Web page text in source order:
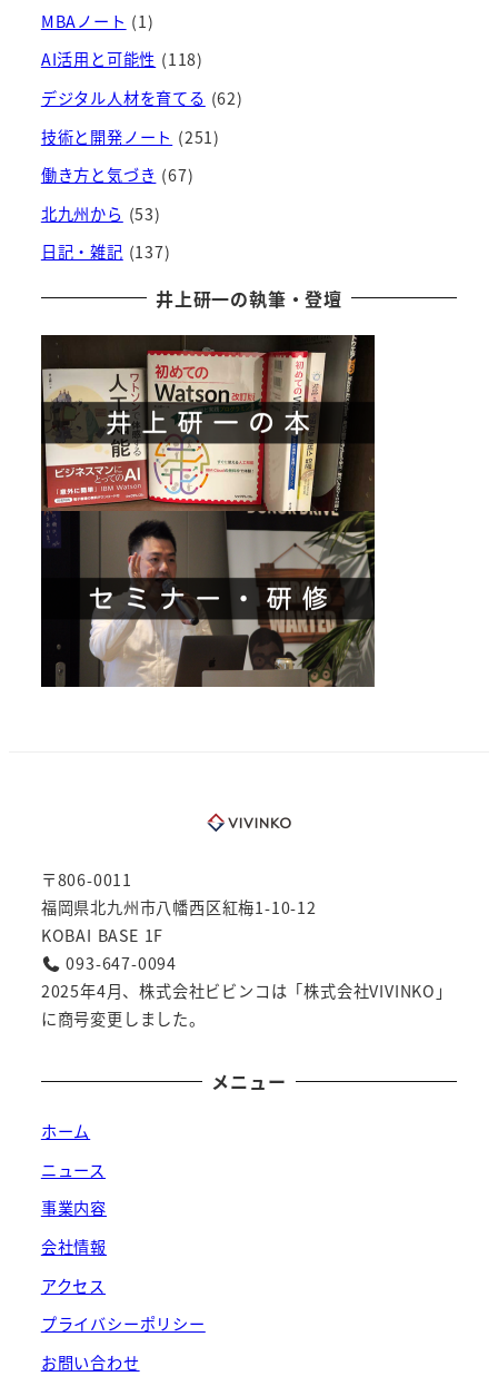
ブ
MBAノート (1)
AI活用と可能性 (118)
デジタル人材を育てる (62)
技術と開発ノート (251)
働き方と気づき (67)
北九州から (53)
日記・雑記 (137)
井上研一の執筆・登壇
〒806-0011
福岡県北九州市八幡西区紅梅1-10-12
KOBAI BASE 1F
093-647-0094
2025年4月、株式会社ビビンコは「株式会社VIVINKO」
に商号変更しました。
メニュー
ホーム
ニュース
事業内容
会社情報
アクセス
プライバシーポリシー
お問い合わせ